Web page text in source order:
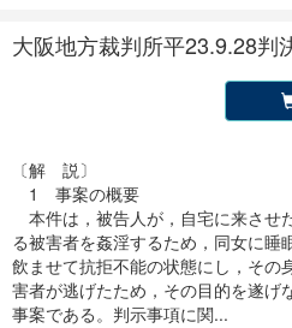
大阪地方裁判所平23.9.28判
〔解 説〕
1 事案の概要
本件は，被告人が，自宅に来させ
る被害者を姦淫するため，同女に睡
飲ませて抗拒不能の状態にし，その
害者が逃げたため，その目的を遂げ
事案である。判示事項に関...